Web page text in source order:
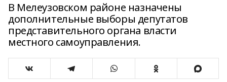
В Мелеузовском районе назначены
дополнительные выборы депутатов
представительного органа власти
местного самоуправления.